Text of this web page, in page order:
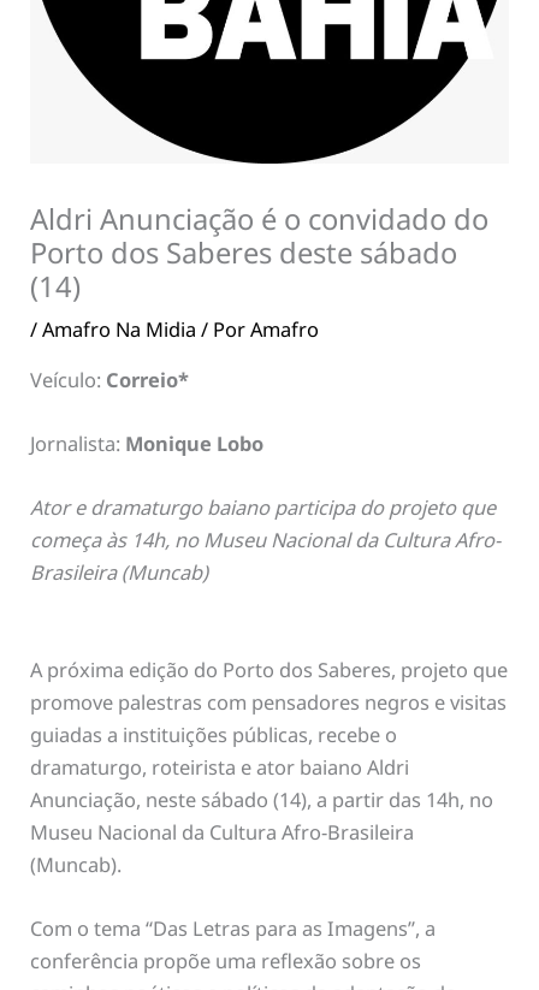
Aldri Anunciação é o convidado do
Porto dos Saberes deste sábado
(14)
/Amafro Na Midia / PorAmafro
Veículo: Correio*
Jornalista: Monique Lobo
Ator e dramaturgo baiano participa do projeto que
começa às 14h, no Museu Nacional da Cultura Afro-
Brasileira (Muncab)
A próxima edição do Porto dos Saberes, projeto que
promove palestras com pensadores negros e visitas
guiadas a instituições públicas, recebe o
dramaturgo, roteirista e ator baiano Aldri
Anunciação, neste sábado (14), a partir das 14h, no
Museu Nacional da Cultura Afro-Brasileira
(Muncab).
Com o tema “Das Letras para as Imagens”, a
conferência propõe uma reflexão sobre os